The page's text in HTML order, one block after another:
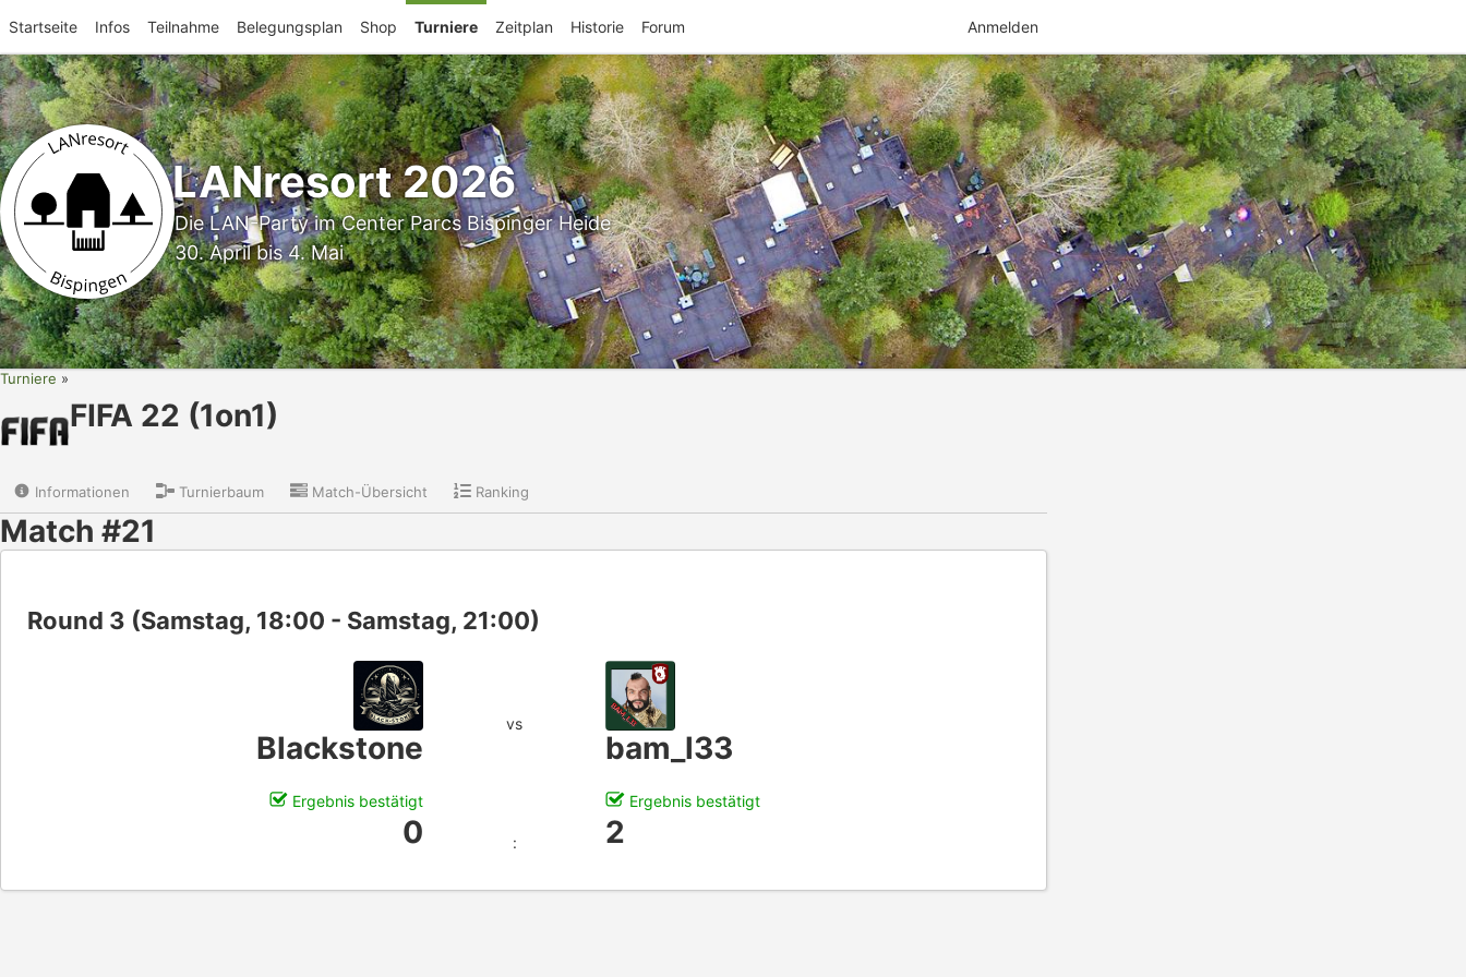
Startseite Infos Teilnahme Belegungsplan Shop Turniere Zeitplan Historie Forum Anmelden
LANresort 2026
Die LAN-Party im Center Parcs Bispinger Heide
30. April bis 4. Mai
Turniere
FIFA 22 (1on1)
Informationen Turnierbaum Match-Übersicht Ranking
Match #21
Round 3 (Samstag, 18:00 - Samstag, 21:00)
Blackstone
vs
bam_l33
Ergebnis bestätigt Ergebnis bestätigt
0 : 2